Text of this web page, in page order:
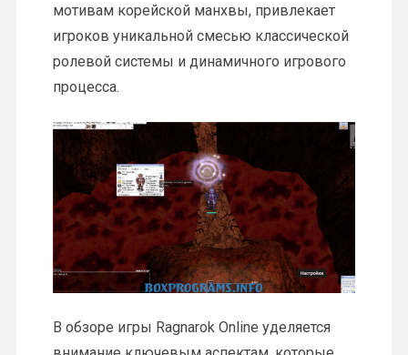
мотивам корейской манхвы, привлекает
игроков уникальной смесью классической
ролевой системы и динамичного игрового
процесса.
В обзоре игры Ragnarok Online уделяется